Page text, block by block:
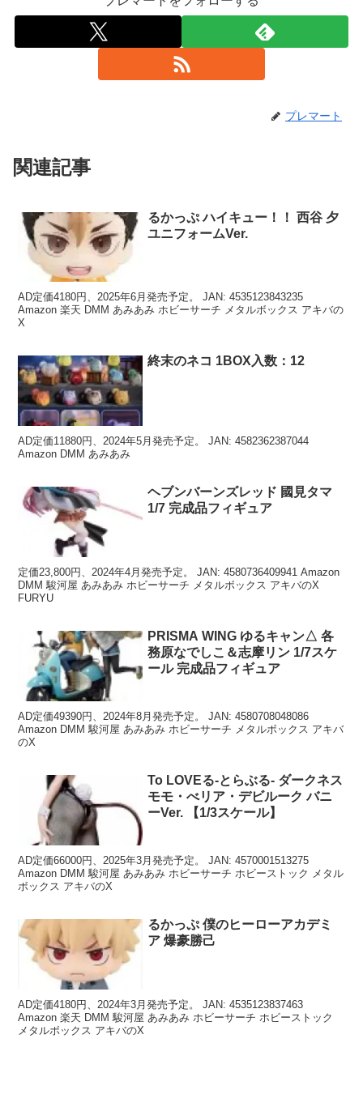
プレマート
関連記事
るかっぷ ハイキュー！！ 西谷 夕
ユニフォームVer.
AD定価4180円、2025年6月発売予定。 JAN: 4535123843235
Amazon 楽天 DMM あみあみ ホビーサーチ メタルボックス アキバの
X
終末のネコ 1BOX入数：12
AD定価11880円、2024年5月発売予定。 JAN: 4582362387044
Amazon DMM あみあみ
ヘブンバーンズレッド 國見タマ
1/7 完成品フィギュア
定価23,800円、2024年4月発売予定。 JAN: 4580736409941 Amazon
DMM 駿河屋 あみあみ ホビーサーチ メタルボックス アキバのX
FURYU
PRISMA WING ゆるキャン△ 各
務原なでしこ＆志摩リン 1/7スケ
ール 完成品フィギュア
AD定価49390円、2024年8月発売予定。 JAN: 4580708048086
Amazon DMM 駿河屋 あみあみ ホビーサーチ メタルボックス アキバ
のX
To LOVEる-とらぶる- ダークネス
モモ・べリア・デビルーク バニ
ーVer. 【1/3スケール】
AD定価66000円、2025年3月発売予定。 JAN: 4570001513275
Amazon DMM 駿河屋 あみあみ ホビーサーチ ホビーストック メタル
ボックス アキバのX
るかっぷ 僕のヒーローアカデミ
ア 爆豪勝己
AD定価4180円、2024年3月発売予定。 JAN: 4535123837463
Amazon 楽天 DMM 駿河屋 あみあみ ホビーサーチ ホビーストック
メタルボックス アキバのX